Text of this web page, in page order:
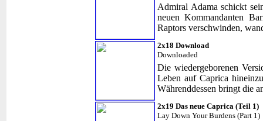
Admiral Adama schickt
neuen Kommandanten
Raptors verschwinden,
2x18 Download
Downloaded
Die wiedergeborenen
Leben auf Caprica
Währenddessen bringt die
2x19 Das neue Caprica (Teil 1)
Lay Down Your Burdens (Part 1)